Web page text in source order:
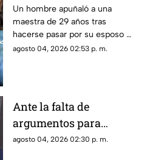
apuñala más de 30
veces a maestra de 29
años en una escuela
Un hombre apuñaló a una
maestra de 29 años tras
hacerse pasar por su esposo e
ingresar a la escuela; te
agosto 04, 2026 02:53 p. m.
Ante la falta de
argumentos para
justificar lineamientos
agosto 04, 2026 02:30 p. m.